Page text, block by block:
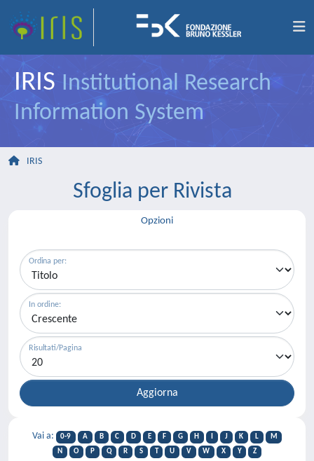
IRIS Institutional Research
Information System
IRIS
Sfoglia per Rivista
Opzioni
Ordina per:
In ordine:
Risultati/Pagina
Vai a: 0-9 A B C D E F G H J K L
M
N
O P Q R S T U V W X Y Z